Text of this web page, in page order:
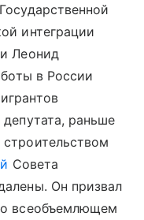
интеграции
Леонид
в России
раньше
Совета
Он призвал
о всеобъемлющем